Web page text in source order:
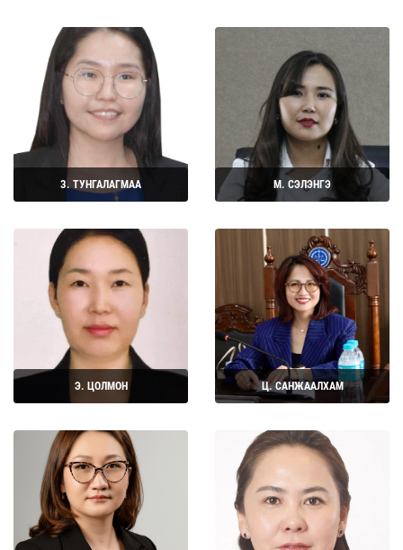
Дэлгэрэнгүй Дэлгэрэнгүй
З. ТУНГАЛАГМАА
Дэлгэрэнгүй
М. СЭЛЭНГЭ
Дэлгэрэнгүй
Э. ЦОЛМОН
Дэлгэрэнгүй
Ц. САНЖААЛХАМ